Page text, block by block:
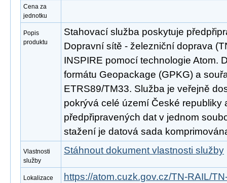
Cena za
jednotku
Popis
produktu
Stahovací služba poskytuje
Dopravní sítě - železniční doprava
INSPIRE pomocí technologie Atom.
formátu Geopackage (GPKG) a
ETRS89/TM33. Služba je veřejně
pokrývá celé území České republiky
předpřipravených dat v jednom
stažení je datová sada
Vlastnosti
služby
Stáhnout dokument vlastnosti služby
Lokalizace
https://atom.cuzk.gov.cz/TN-RAIL/